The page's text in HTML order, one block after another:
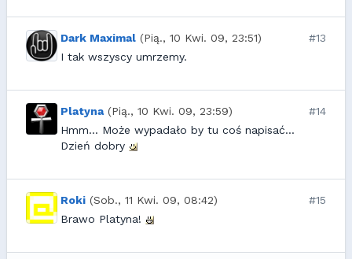
Dark Maximal (Pią., 10 Kwi. 09, 23:51)
#13
I tak wszyscy umrzemy.
Platyna (Pią., 10 Kwi. 09, 23:59)
#14
Hmm... Może wypadało by tu coś napisać...
Dzień dobry
Roki (Sob., 11 Kwi. 09, 08:42)
#15
Brawo Platyna!